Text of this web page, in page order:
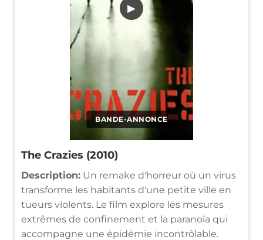
BANDE-ANNONCE
▶
The Crazies (2010)
Description: Un remake d'horreur où un virus
transforme les habitants d'une petite ville en
tueurs violents. Le film explore les mesures
extrêmes de confinement et la paranoïa qui
accompagne une épidémie incontrôlable.